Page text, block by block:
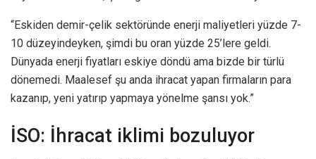
“Eskiden demir-çelik sektöründe enerji maliyetleri yüzde 7-
10 düzeyindeyken, şimdi bu oran yüzde 25’lere geldi.
Dünyada enerji fiyatları eskiye döndü ama bizde bir türlü
dönemedi. Maalesef şu anda ihracat yapan firmaların para
kazanıp, yeni yatırıp yapmaya yönelme şansı yok.”
İSO: İhracat iklimi bozuluyor